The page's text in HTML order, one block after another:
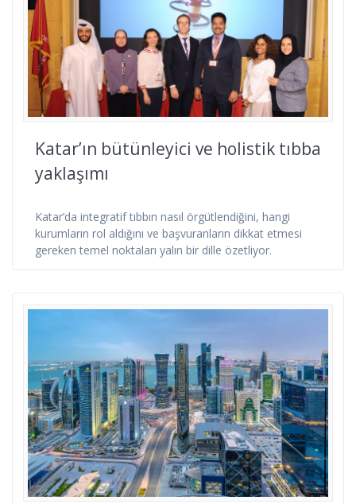
Katar’ın bütünleyici ve holistik tıbba
yaklaşımı
Katar’da integratif tıbbın nasıl örgütlendiğini, hangi
kurumların rol aldığını ve başvuranların dikkat etmesi
gereken temel noktaları yalın bir dille özetliyor.